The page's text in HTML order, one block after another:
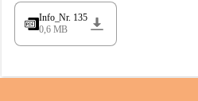
d
l
a
Info_Nr. 135
0,6 MB